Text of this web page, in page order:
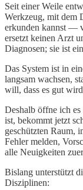
Seit einer Weile
Werkzeug, mit dem
erkunden kannst —
ersetzt keinen Arzt
Diagnosen; sie ist
Das System ist in
langsam wachsen,
will, dass es gut
Deshalb öffne ich es
ist, bekommt jetzt
geschützten Raum,
Fehler melden,
alle Neuigkeiten
Bislang unterstützt
Disziplinen: